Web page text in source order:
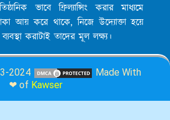
ভাবে ফ্রিল্যান্সিং করার মাধ্যমে
আয় করে থাকে, নিজে উদ্যোক্তা হয়ে
করাটাই তাদের মূল লক্ষ্য।
2024
Made With
❤ of Kawser